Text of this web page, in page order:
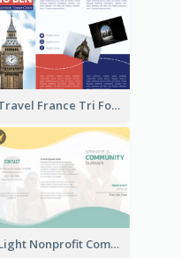
Travel France Tri Fold Brochure
Light Nonprofit Community Tri Fold Brochure